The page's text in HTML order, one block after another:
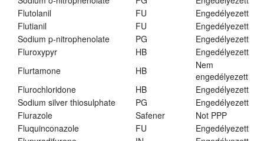
Flutolanil
FU
Engedélyezett
Flutianil
FU
Engedélyezett
Sodium p-nitrophenolate
PG
Engedélyezett
Fluroxypyr
HB
Engedélyezett
Flurtamone
HB
Nem
engedélyezett
Flurochloridone
HB
Engedélyezett
Sodium silver thiosulphate
PG
Engedélyezett
Flurazole
Safener
Not PPP
Fluquinconazole
FU
Engedélyezett